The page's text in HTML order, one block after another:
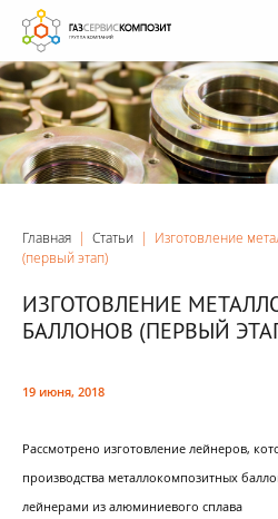
Главная | Статьи | Изготовление
(первый этап)
ИЗГОТОВЛЕНИЕ
БАЛЛОНОВ (ПЕРВЫЙ
19 июня, 2018
Рассмотрено изготовление лейнеров,
производства металлокомпозитных
лейнерами из алюминиевого сплава